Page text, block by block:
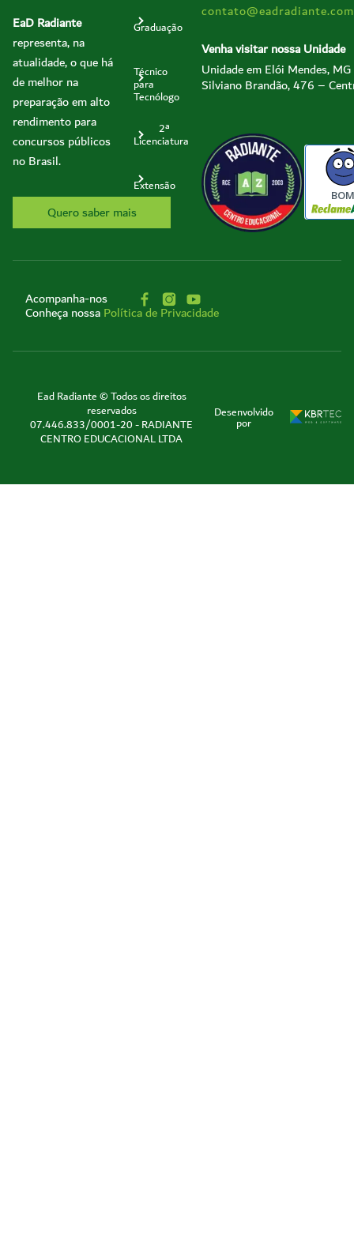
EaD Radiante
representa, na
atualidade, o que há
de melhor na
preparação em alto
rendimento para
concursos públicos
no Brasil.
Quero saber mais
Graduação
Técnico
para
Tecnólogo
2ª
Licenciatura
Extensão
Venha visitar nossa Unidade
Unidade em Elói Mendes, MG
Silviano Brandão, 476 –
Acompanha-nos
Conheça nossaPolítica de Privacidade
Ead Radiante © Todos os direitos
reservados
07.446.833/0001-20 - RADIANTE
CENTRO EDUCACIONAL LTDA
Desenvolvido
por